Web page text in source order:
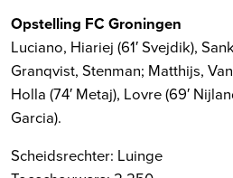
Opstelling FC Groningen
Luciano, Hiariej (61′ Svejdik),
Granqvist, Stenman; Matthijs,
Holla (74′ Metaj), Lovre (69′
Garcia).
Scheidsrechter: Luinge